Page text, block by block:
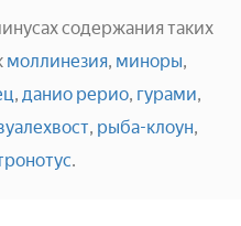
содержания таких
моллинезия, миноры,
, данио рерио, гурами,
, рыба-клоун,
.